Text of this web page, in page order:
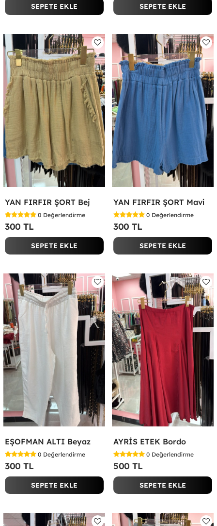
SEPETE EKLE SEPETE EKLE
YAN FIRFIR ŞORT Bej
0 Değerlendirme
300 TL
SEPETE EKLE
YAN FIRFIR ŞORT Mavi
0 Değerlendirme
300 TL
SEPETE EKLE
EŞOFMAN ALTI Beyaz
0 Değerlendirme
300 TL
SEPETE EKLE
AYRİS ETEK Bordo
0 Değerlendirme
500 TL
SEPETE EKLE